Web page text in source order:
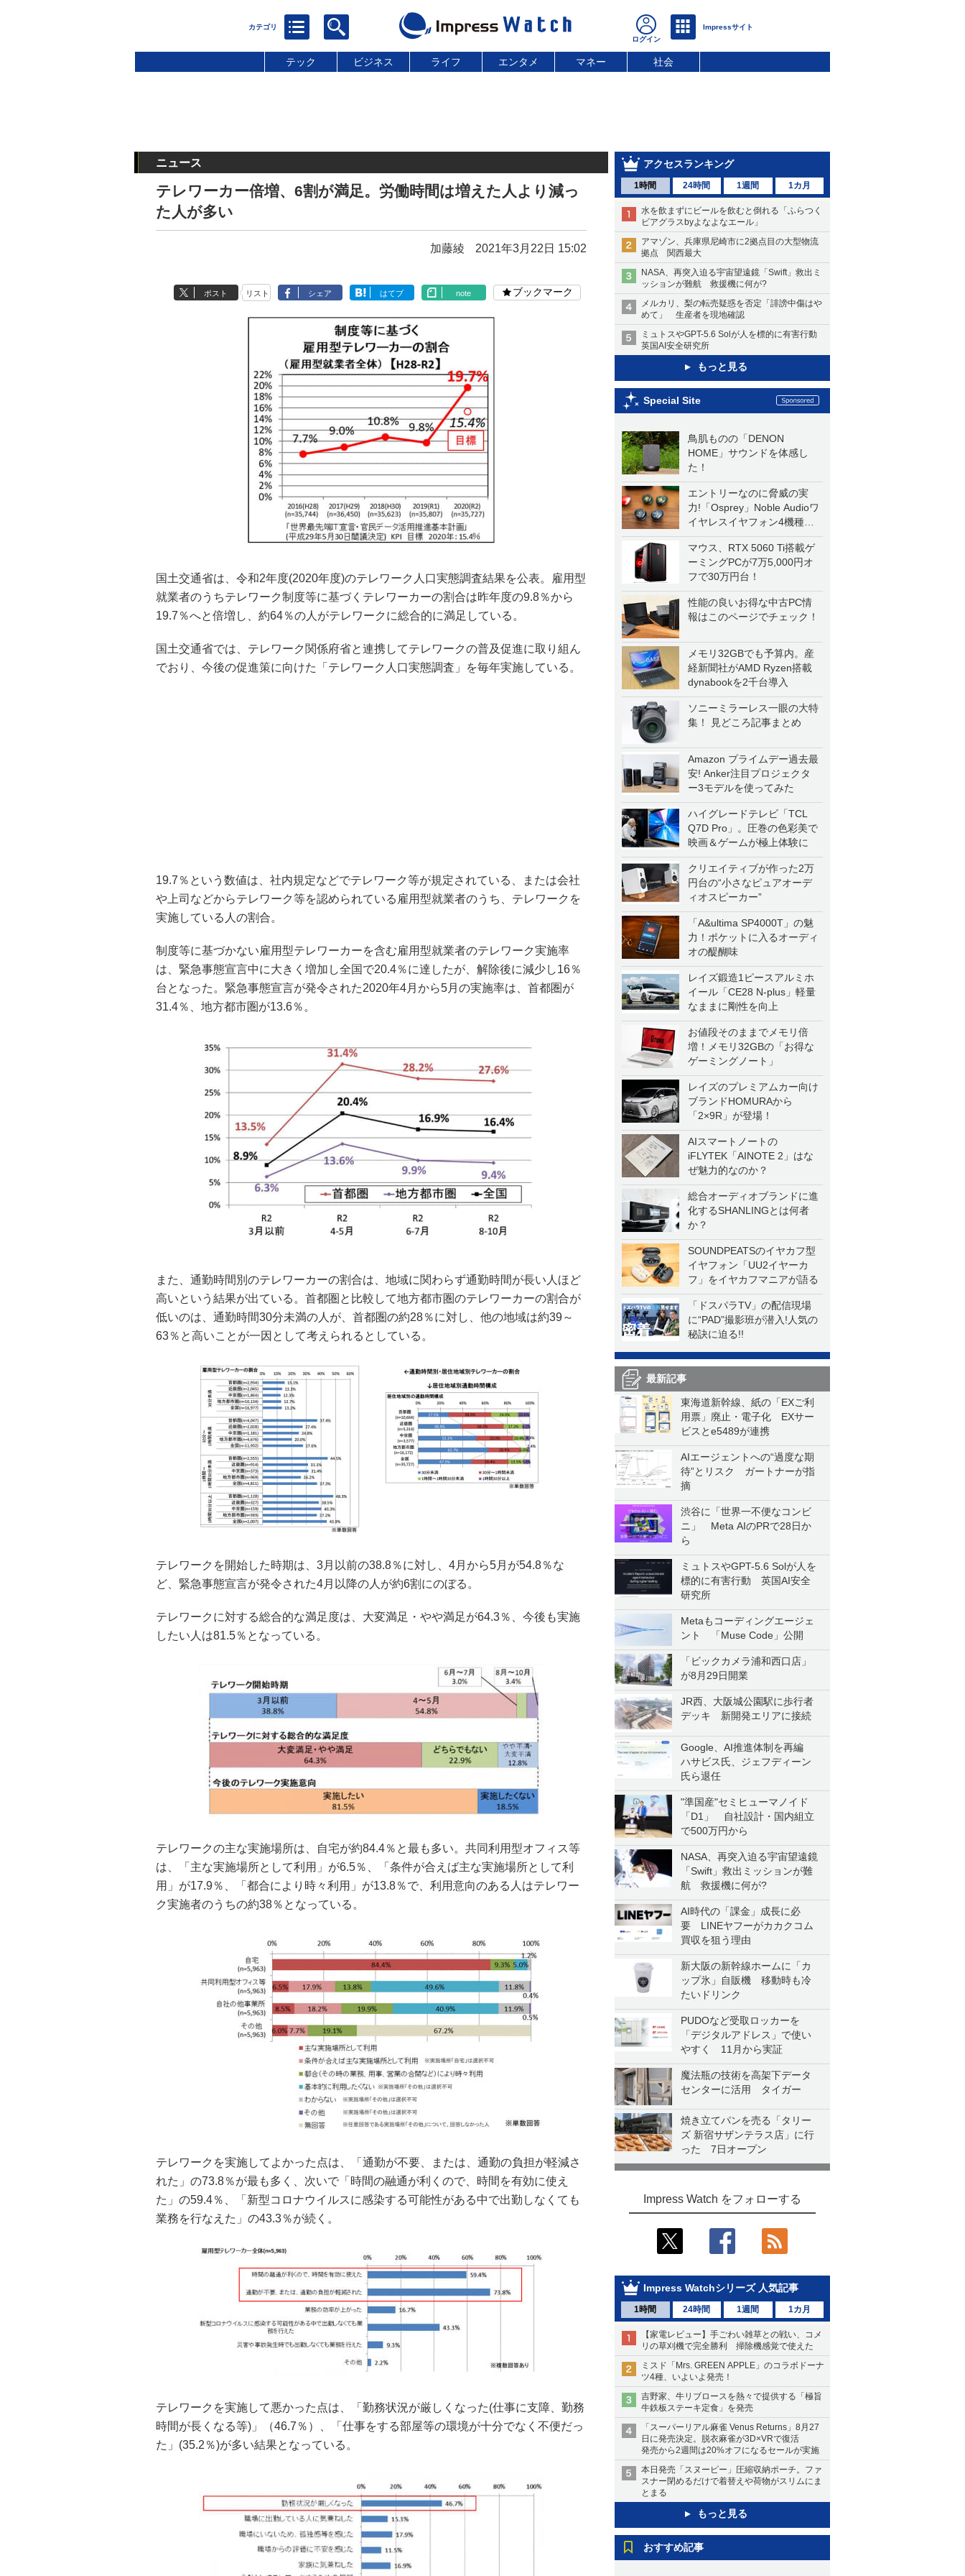
テック ビジネス ライフ エンタメ マネー 社会
アクセスランキング
1時間 24時間 1週間 1カ月
水を飲まずにビールを飲むと倒れる「ふらつく
ビアグラスbyよなよなエール」
アマゾン、兵庫県尼崎市に2拠点目の大型物流
拠点 関西最大
NASA、再突入迫る宇宙望遠鏡「Swift」救出ミ
ッションが難航 救援機に何が?
メルカリ、梨の転売疑惑を否定「誹謗中傷はや
めて」 生産者を現地確認
ミュトスやGPT-5.6 Solが人を標的に有害行動
英国AI安全研究所
もっと見る
Special Site
鳥肌ものの「DENON
HOME」サウンドを体感し
た！
エントリーなのに脅威の実
力!「Osprey」Noble Audioワ
イヤレスイヤフォン4機種を
一気に聴く
マウス、RTX 5060 Ti搭載ゲ
ーミングPCが7万5,000円オ
フで30万円台！
性能の良いお得な中古PC情
報はこのページでチェック！
メモリ32GBでも予算内。産
経新聞社がAMD Ryzen搭載
dynabookを2千台導入
ソニーミラーレス一眼の大特
集！ 見どころ記事まとめ
Amazon プライムデー過去最
安! Anker注目プロジェクタ
ー3モデルを使ってみた
ハイグレードテレビ「TCL
Q7D Pro」。圧巻の色彩美で
映画＆ゲームが極上体験に
クリエイティブが作った2万
円台の“小さなピュアオーデ
ィオスピーカー”
「A&ultima SP4000T」の魅
力！ポケットに入るオーディ
オの醍醐味
レイズ鍛造1ピースアルミホ
イール「CE28 N-plus」軽量
なままに剛性を向上
お値段そのままでメモリ倍
増！メモリ32GBの「お得な
ゲーミングノート」
レイズのプレミアムカー向け
ブランドHOMURAから
「2×9R」が登場！
AIスマートノートの
iFLYTEK「AINOTE 2」はな
ぜ魅力的なのか？
総合オーディオブランドに進
化するSHANLINGとは何者
か？
SOUNDPEATSのイヤカフ型
イヤフォン「UU2イヤーカ
フ」をイヤカフマニアが語る
「ドスパラTV」の配信現場
に“PAD”撮影班が潜入!人気の
秘訣に迫る!!
最新記事
東海道新幹線、紙の「EXご利
用票」廃止・電子化 EXサー
ビスとe5489が連携
AIエージェントへの“過度な期
待”とリスク ガートナーが指
摘
渋谷に「世界一不便なコンビ
ニ」 Meta AIのPRで28日か
ら
ミュトスやGPT-5.6 Solが人を
標的に有害行動 英国AI安全
研究所
Metaもコーディングエージェ
ント 「Muse Code」公開
「ビックカメラ浦和西口店」
が8月29日開業
JR西、大阪城公園駅に歩行者
デッキ 新開発エリアに接続
Google、AI推進体制を再編
ハサビス氏、ジェフディーン
氏ら退任
"準国産"セミヒューマノイド
「D1」 自社設計・国内組立
で500万円から
NASA、再突入迫る宇宙望遠鏡
「Swift」救出ミッションが難
航 救援機に何が?
AI時代の「課金」成長に必
要 LINEヤフーがカカクコム
買収を狙う理由
新大阪の新幹線ホームに「カ
ップ氷」自販機 移動時も冷
たいドリンク
PUDOなど受取ロッカーを
「デジタルアドレス」で使い
やすく 11月から実証
魔法瓶の技術を高架下データ
センターに活用 タイガー
焼き立てパンを売る「タリー
ズ 新宿サザンテラス店」に行
った 7日オープン
Impress Watch をフォローする
Impress Watchシリーズ 人気記事
1時間 24時間 1週間 1カ月
【家電レビュー】手ごわい雑草との戦い、コメ
リの草刈機で完全勝利 掃除機感覚で使えた
ミスド「Mrs. GREEN APPLE」のコラボドーナ
ツ4種、いよいよ発売！
吉野家、牛リブロースを熱々で提供する「極旨
牛鉄板ステーキ定食」を発売
「スーパーリアル麻雀 Venus Returns」8月27
日に発売決定。脱衣麻雀が3D×VRで復活
発売から2週間は20%オフになるセールが実施
本日発売「スヌーピー」圧縮収納ポーチ。ファ
スナー閉めるだけで着替えや荷物がスリムにま
とまる
もっと見る
おすすめ記事
ニュース
テレワーカー倍増、6割が満足。労働時間は増えた人より減っ
た人が多い
加藤綾 2021年3月22日 15:02
ポスト リスト シェア はてブ note ブックマーク
国土交通省は、令和2年度(2020年度)のテレワーク人口実態調査結果を公表。雇用型
就業者のうちテレワーク制度等に基づくテレワーカーの割合は昨年度の9.8％から
19.7％へと倍増し、約64％の人がテレワークに総合的に満足している。
国土交通省では、テレワーク関係府省と連携してテレワークの普及促進に取り組ん
でおり、今後の促進策に向けた「テレワーク人口実態調査」を毎年実施している。
19.7％という数値は、社内規定などでテレワーク等が規定されている、または会社
や上司などからテレワーク等を認められている雇用型就業者のうち、テレワークを
実施している人の割合。
制度等に基づかない雇用型テレワーカーを含む雇用型就業者のテレワーク実施率
は、緊急事態宣言中に大きく増加し全国で20.4％に達したが、解除後に減少し16％
台となった。緊急事態宣言が発令された2020年4月から5月の実施率は、首都圏が
31.4％、地方都市圏が13.6％。
また、通勤時間別のテレワーカーの割合は、地域に関わらず通勤時間が長い人ほど
高いという結果が出ている。首都圏と比較して地方都市圏のテレワーカーの割合が
低いのは、通勤時間30分未満の人が、首都圏の約28％に対し、他の地域は約39～
63％と高いことが一因として考えられるとしている。
テレワークを開始した時期は、3月以前の38.8％に対し、4月から5月が54.8％な
ど、緊急事態宣言が発令された4月以降の人が約6割にのぼる。
テレワークに対する総合的な満足度は、大変満足・やや満足が64.3％、今後も実施
したい人は81.5％となっている。
テレワークの主な実施場所は、自宅が約84.4％と最も多い。共同利用型オフィス等
は、「主な実施場所として利用」が6.5％、「条件が合えば主な実施場所として利
用」が17.9％、「都合により時々利用」が13.8％で、利用意向のある人はテレワー
ク実施者のうちの約38％となっている。
テレワークを実施してよかった点は、「通勤が不要、または、通勤の負担が軽減さ
れた」の73.8％が最も多く、次いで「時間の融通が利くので、時間を有効に使え
た」の59.4％、「新型コロナウイルスに感染する可能性がある中で出勤しなくても
業務を行なえた」の43.3％が続く。
テレワークを実施して悪かった点は、「勤務状況が厳しくなった(仕事に支障、勤務
時間が長くなる等)」（46.7％）、「仕事をする部屋等の環境が十分でなく不便だっ
た」(35.2％)が多い結果となっている。